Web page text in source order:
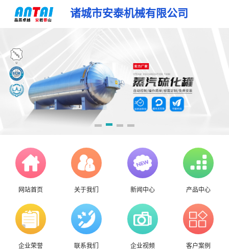
诸城市安泰机械有限公司
网站首页 关于我们 新闻中心 产品中心
企业荣誉 联系我们 企业视频 客户案例